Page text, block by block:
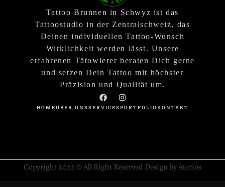
Tattoo Brunnen in Schwyz ist das
Tattoostudio in der Zentralschweiz, das
Deinen individuellen Tattoo-Wunsch
Wirklichkeit werden lässt. Unsere
erfahrenen Tätowierer beraten Dich gerne
und setzen Dein Tattoo mit höchster
Präzision und Qualität um.
HOMEÜBER UNSSERVICESPORTFOLIOKONTAKT
Copyright 2022 © All Right Reserved Design by Aterios